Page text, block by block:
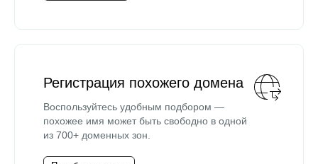
Регистрация похожего домена
Воспользуйтесь удобным подбором —
похожее имя может быть свободно в одной
из 700+ доменных зон.